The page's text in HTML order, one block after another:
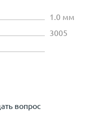
1.0 мм
3005
вопрос